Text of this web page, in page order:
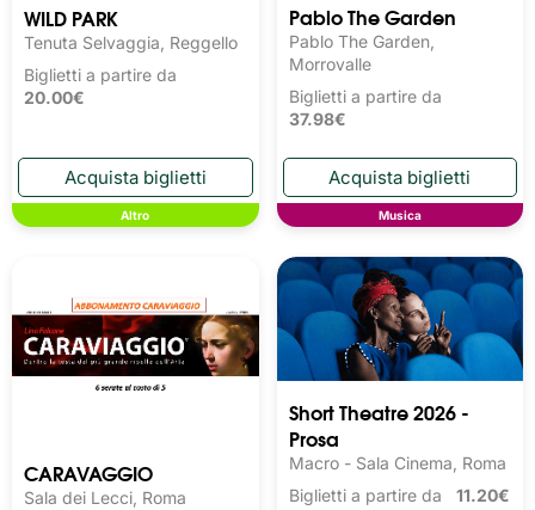
WILD PARK
Tenuta Selvaggia, Reggello
Biglietti a partire da
20.00€
Altro
Pablo The Garden
Pablo The Garden,
Morrovalle
Biglietti a partire da
37.98€
Musica
CARAVAGGIO
Sala dei Lecci, Roma
Short Theatre 2026 -
Prosa
Macro - Sala Cinema, Roma
Biglietti a partire da 11.20€